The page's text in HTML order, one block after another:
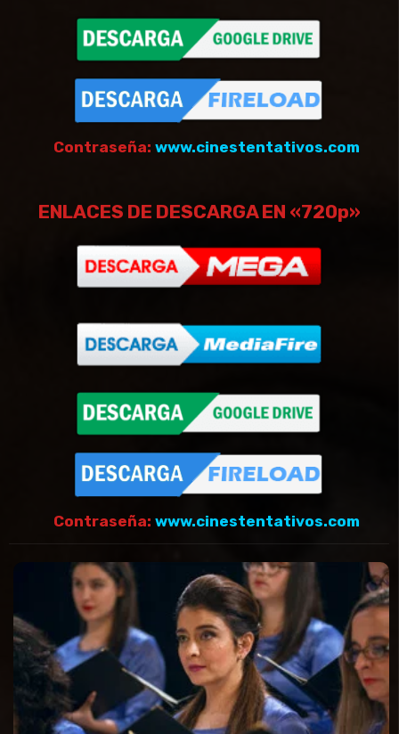
Contraseña: www.cinestentativos.com
ENLACES DE DESCARGA EN «720p»
Contraseña: www.cinestentativos.com